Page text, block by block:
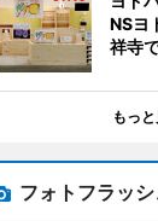
NSヨ
祥寺
もっ
フォトフラッシ